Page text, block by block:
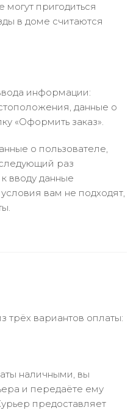
могут пригодиться
в доме считаются
информации:
данные о
«Оформить заказ».
о пользователе,
раз
вводу данные
вам не подходят,
трёх вариантов оплаты:
наличными, вы
и передаёте ему
предоставляет